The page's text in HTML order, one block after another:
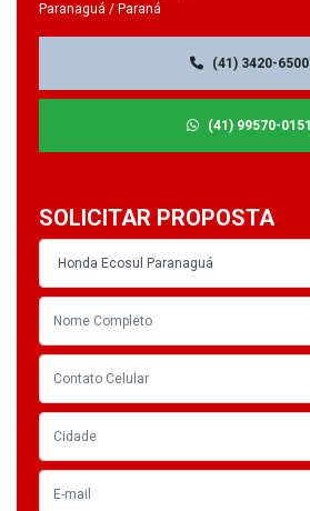
Paranaguá / Paraná
(41) 3420-6500
(41) 99570-0151
SOLICITAR PROPOSTA